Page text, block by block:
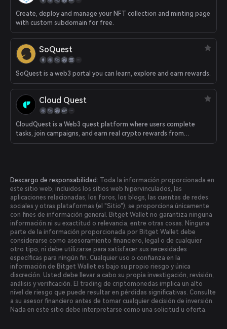
Create, deploy and manage your NFT collection and minting page
with custom subdomain for free.
SoQuest
SoQuest is a web3 portal you can learn, explore and earn rewards.
Cloud Quest
CloudQuest is a Web3 quest platform where users complete
tasks, join campaigns, and earn real crypto rewards from
emerging blockchain projects.
Descargo de responsabilidad:
Toda la información proporcionada en
este sitio web, incluidos los sitios web hipervinculados, las
aplicaciones relacionadas, los foros, los blogs, las cuentas de redes
sociales y otras plataformas (el "Sitio"), se proporciona únicamente
con fines de información general. Bitget Wallet no garantiza ninguna
información ni su exactitud o relevancia, entre otras cosas. Ninguna
parte de la información proporcionada por Bitget Wallet debe
considerarse como asesoramiento financiero, legal o de cualquier
otro tipo, ni debe utilizarse para satisfacer sus necesidades
específicas para ningún fin. Cualquier uso o confianza en la
información de Bitget Wallet es bajo su propio riesgo y única
discreción. Usted debe llevar a cabo su propia investigación, revisión,
análisis y verificación. El trading de criptomonedas implica un alto
nivel de riesgo que puede resultar en pérdidas significativas. Consulte
a su asesor financiero antes de tomar cualquier decisión de inversión.
Nada en este sitio debe interpretarse como una solicitud u oferta.